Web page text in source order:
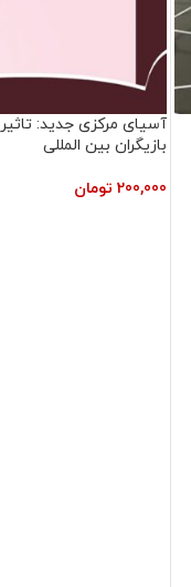
آسیای مرکزی جدید:
بازیگران بین المللی
200,000 تومان